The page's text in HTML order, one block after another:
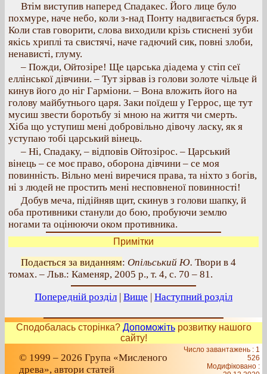
Втім виступив наперед Спадакес. Його лице було
похмуре, наче небо, коли з-над Понту надвигається буря.
Коли став говорити, слова виходили крізь стиснені зуби
якісь хриплі та свистячі, наче гадючий сик, повні злоби,
ненависті, глуму.
– Пожди, Ойтозіре! Ще царська діадема у стіп сеї
еллінської дівчини. – Тут зірвав із голови золоте чільце й
кинув його до ніг Гарміони. – Вона вложить його на
голову майбутнього царя. Заки поїдеш у Геррос, ще тут
мусиш звести боротьбу зі мною на життя чи смерть.
Хіба що уступиш мені добровільно дівочу ласку, як я
уступаю тобі царський вінець.
– Ні, Спадаку, – відповів Ойтозірос. – Царський
вінець – се моє право, оборона дівчини – се моя
повинність. Вільно мені виречися права, та ніхто з богів,
ні з людей не простить мені несповненої повинності!
Добув меча, підійняв щит, скинув з голови шапку, й
оба противники станули до бою, пробуючи землю
ногами та оцінюючи оком противника.
Примітки
Подається за виданням: Опільський Ю. Твори в 4
томах. – Льв.: Каменяр, 2005 р., т. 4, с. 70 – 81.
Попередній розділ | Вище | Наступний розділ
Сподобалась сторінка? Допоможітьрозвитку нашого
сайту!
© 1999 – 2026 Група «Мисленого
древа», автори статей
Число завантажень : 1
526
Модифіковано :